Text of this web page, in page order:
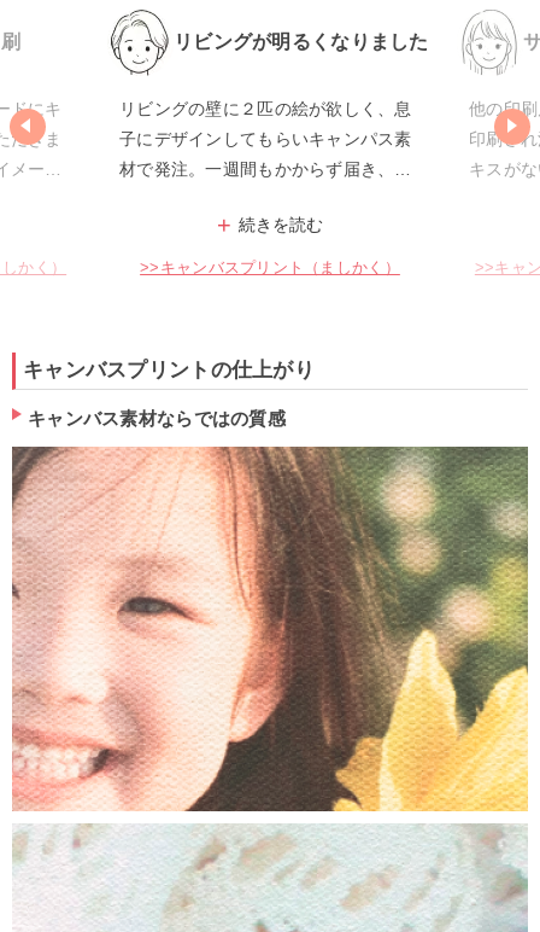
リビングが明るくなりました
グの壁に２匹の絵が欲しく、息
ザインしてもらいキャンパス素
注。一週間もかからず届き、ま
ビングが明るくなりました。あ
うございます。大満足です。
ャンバスプリント（ましかく）
サイドも綺麗な仕
他の印刷店と違い、サイドま
印刷され満足です。サイドに
キスがないので美しい仕上が
した。
>>キャンバスプリント（長方
キャンバスプリントの仕上がり
キャンバス素材ならではの質感